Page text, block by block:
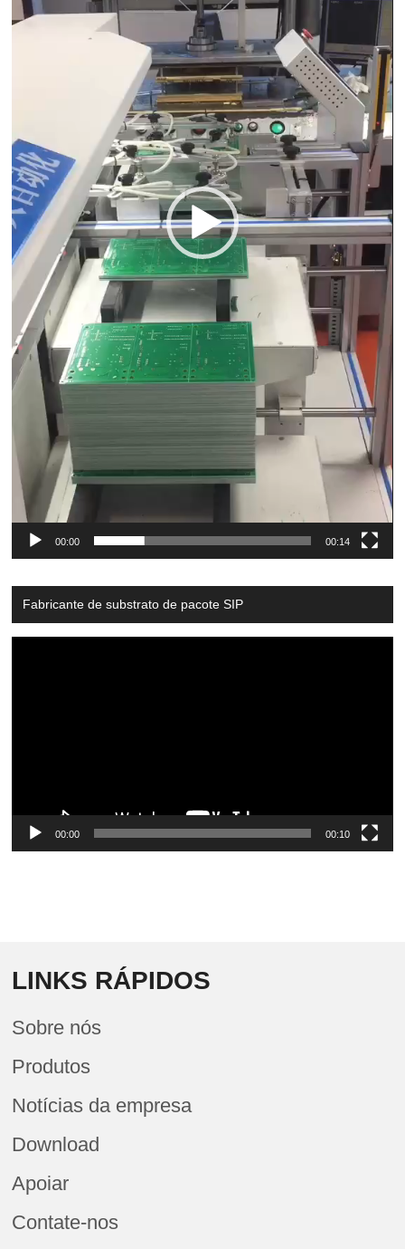
00:00 00:14
Fabricante de substrato de pacote SIP
00:00 00:10
LINKS RÁPIDOS
Sobre nós
Produtos
Notícias da empresa
Download
Apoiar
Contate-nos